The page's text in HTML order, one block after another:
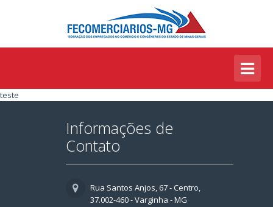
teste
Informações de
Contato
Rua Santos Anjos, 67 - Centro,
37.002-460 - Varginha - MG